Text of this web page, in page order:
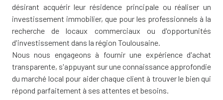
désirant acquérir leur résidence principale ou réaliser un
investissement immobilier, que pour les professionnels à la
recherche de locaux commerciaux ou d'opportunités
d'investissement dans la région Toulousaine.
Nous nous engageons à fournir une expérience d'achat
transparente, s'appuyant sur une connaissance approfondie
du marché local pour aider chaque client à trouver le bien qui
répond parfaitement à ses attentes et besoins.